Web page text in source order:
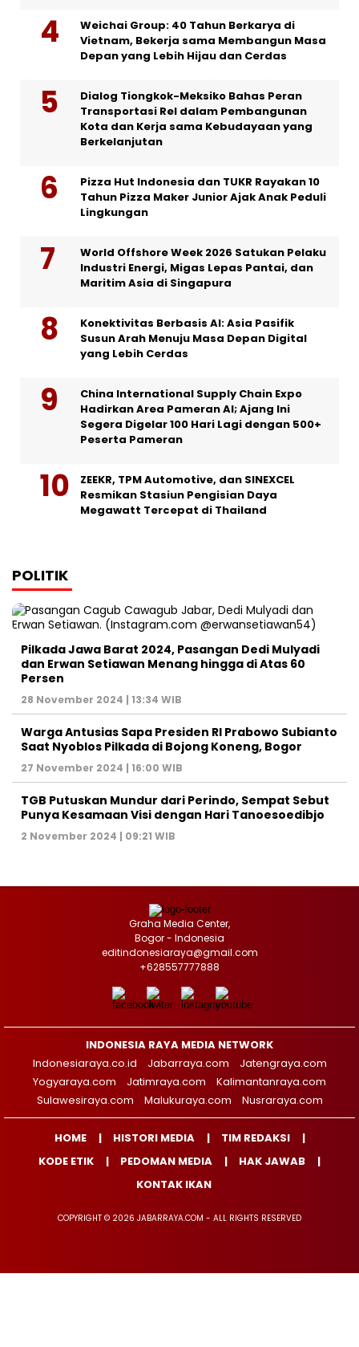
Weichai Group: 40 Tahun Berkarya di
Vietnam, Bekerja sama Membangun Masa
Depan yang Lebih Hijau dan Cerdas
Dialog Tiongkok-Meksiko Bahas Peran
Transportasi Rel dalam Pembangunan
Kota dan Kerja sama Kebudayaan yang
Berkelanjutan
Pizza Hut Indonesia dan TUKR Rayakan 10
Tahun Pizza Maker Junior Ajak Anak Peduli
Lingkungan
World Offshore Week 2026 Satukan Pelaku
Industri Energi, Migas Lepas Pantai, dan
Maritim Asia di Singapura
Konektivitas Berbasis AI: Asia Pasifik
Susun Arah Menuju Masa Depan Digital
yang Lebih Cerdas
China International Supply Chain Expo
Hadirkan Area Pameran AI; Ajang Ini
Segera Digelar 100 Hari Lagi dengan 500+
Peserta Pameran
ZEEKR, TPM Automotive, dan SINEXCEL
Resmikan Stasiun Pengisian Daya
Megawatt Tercepat di Thailand
POLITIK
Pilkada Jawa Barat 2024, Pasangan Dedi Mulyadi
dan Erwan Setiawan Menang hingga di Atas 60
Persen
28 November 2024 | 13:34 WIB
Warga Antusias Sapa Presiden RI Prabowo Subianto
Saat Nyoblos Pilkada di Bojong Koneng, Bogor
27 November 2024 | 16:00 WIB
TGB Putuskan Mundur dari Perindo, Sempat Sebut
Punya Kesamaan Visi dengan Hari Tanoesoedibjo
2 November 2024 | 09:21 WIB
Graha Media Center,
Bogor - Indonesia
editindonesiaraya@gmail.com
+628557777888
INDONESIA RAYA MEDIA NETWORK
Indonesiaraya.co.id
Jabarraya.com
Jatengraya.com
Yogyaraya.com
Jatimraya.com
Kalimantanraya.com
Sulawesiraya.com
Malukuraya.com Nusraraya.com
HOME HISTORI MEDIA
TIM REDAKSI
KODE ETIK
PEDOMAN MEDIA
HAK JAWAB
KONTAK IKAN
COPYRIGHT © 2026 JABARRAYA.COM - ALL RIGHTS RESERVED